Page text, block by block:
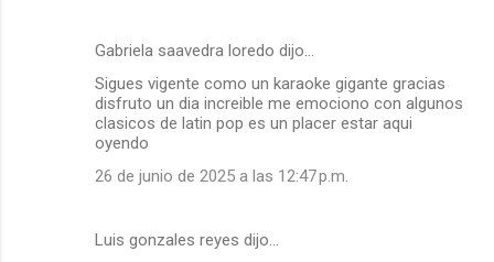
Gabriela saavedra loredo dijo…
Sigues vigente como un karaoke gigante gracias
disfruto un dia increible me emociono con algunos
clasicos de latin pop es un placer estar aqui
oyendo
26 de junio de 2025 a las 12:47 p.m.
Luis gonzales reyes dijo…